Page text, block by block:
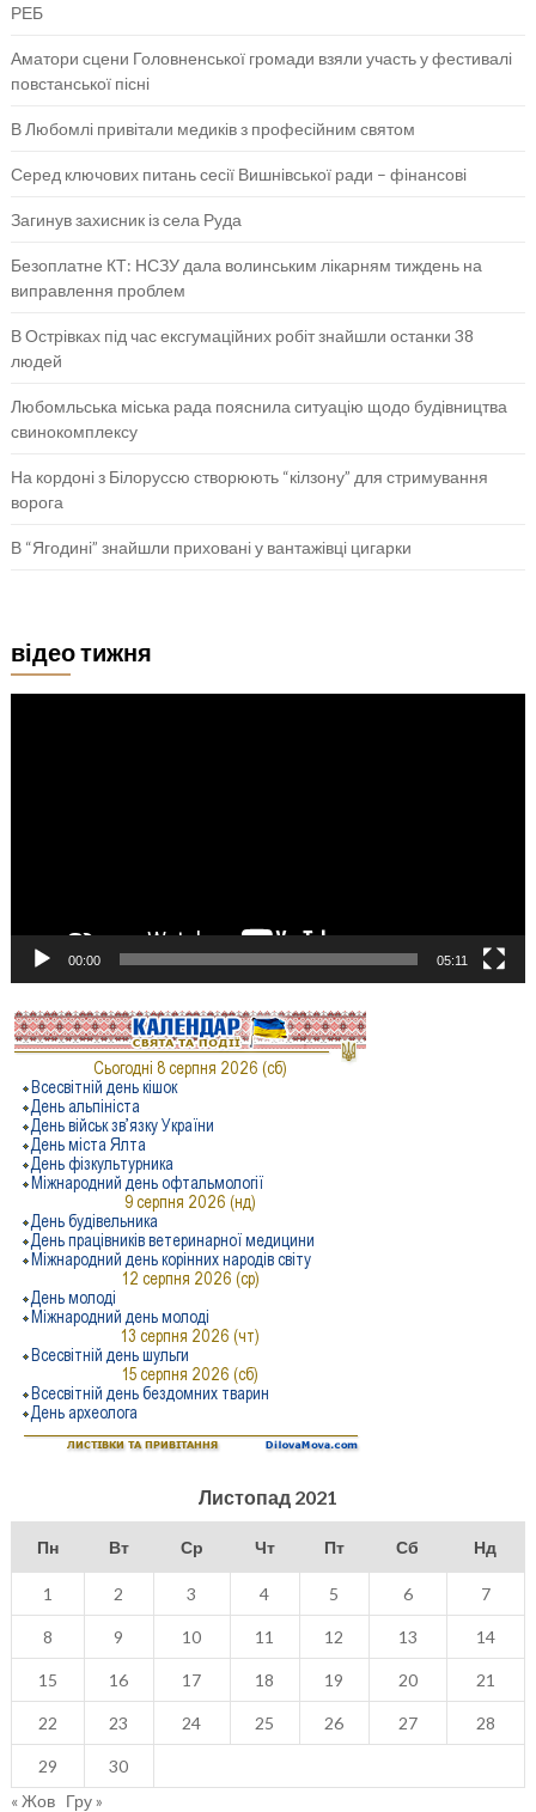
РЕБ
Аматори сцени Головненської громади взяли участь у фестивалі
повстанської пісні
В Любомлі привітали медиків з професійним святом
Серед ключових питань сесії Вишнівської ради – фінансові
Загинув захисник із села Руда
Безоплатне КТ: НСЗУ дала волинським лікарням тиждень на
виправлення проблем
В Острівках під час ексгумаційних робіт знайшли останки 38
людей
Любомльська міська рада пояснила ситуацію щодо будівництва
свинокомплексу
На кордоні з Білоруссю створюють “кілзону” для стримування
ворога
В “Ягодині” знайшли приховані у вантажівці цигарки
відео тижня
00:00 05:11
Листопад 2021
Пн Вт Ср Чт Пт Сб Нд
1 2 3 4 5 6 7
8 9 10 11 12 13 14
15 16 17 18 19 20 21
22 23 24 25 26 27 28
29
30
« Жов Гру »